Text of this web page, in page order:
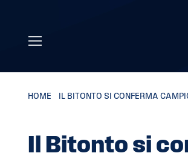
HOME IL BITONTO SI CONFERMA
Il Bitonto si